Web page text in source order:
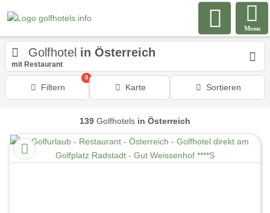
Menu
Golfhotel in Österreich
mit Restaurant
Filtern
0
Karte Sortieren
139 Golfhotels in Österreich